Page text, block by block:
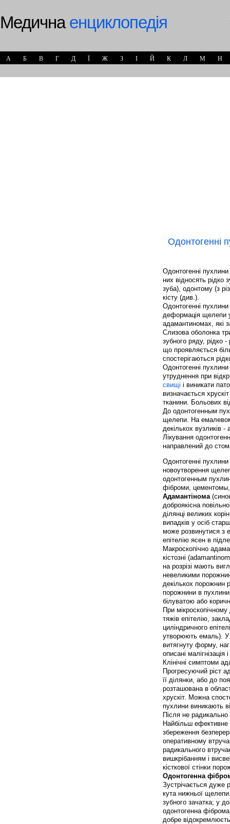
Медичнаенциклопедія
А Б В Г Д Ї Ж З І Й К Л М Н
Одонтогенні
Одонтогенні
них відносять
зуба), одонтому (з
кісту (див.).
Одонтогенні
деформація щелепи
адамантиномах, які
Слизова оболонка
зубного ряду, рідко
що проявляється
спостерігаються
Одонтогенні
утруднення при
свищі і виникати
визначається
тканини. Больових
До одонтогенным
щелепи. На
декількох вузликів
Лікування
направлений до
Одонтогенні
новоутворення
одонтогенным
фіброми,
Адамантінома
доброякісна
ділянці великих
випадків у осіб
може розвинутися з
епітелію ясен в
Макроскопічно
кістозні
на розрізі мають
невеликими
декількох порожнин
порожнини в
білуватою або
При
тяжів епітелію,
циліндричного
утворюють емаль). У
витягнуту форму,
описані
Клінічні симптоми
Прогресуючий ріст
її ділянки, або до
розташована в
хрускіт. Можна
пухлини виникають
Після не
Найбільш ефективне
збереження
оперативному
радикального
вишкрібанням і
кісткової стінки
Одонтогенна
Зустрічається дуже
кута нижньої
зубного зачатка; у
одонтогенна
добре